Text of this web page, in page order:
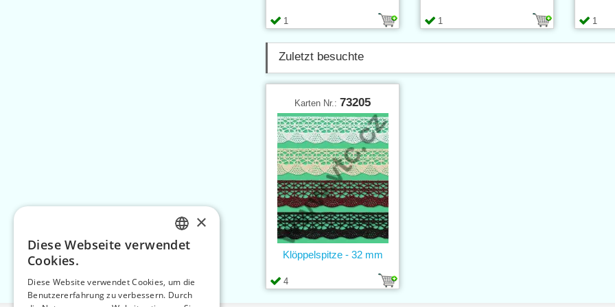
1 1 1
Zuletzt besuchte
Karten Nr.: 73205
4
Klöppelspitze - 32 mm
CZECH
ENGLISH
×
Diese Webseite verwendet
Cookies.
Diese Website verwendet Cookies, um die
Benutzererfahrung zu verbessern. Durch